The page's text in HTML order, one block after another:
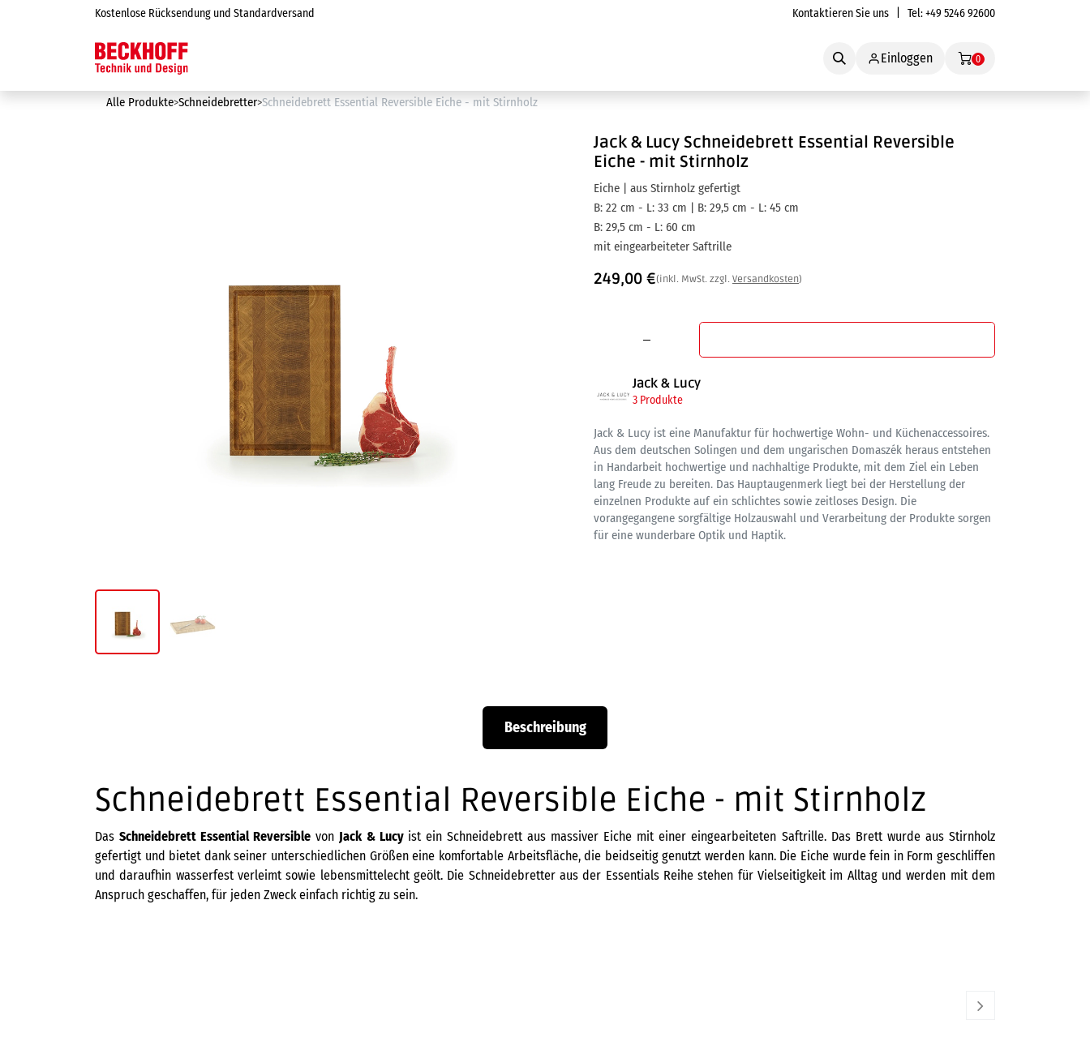
Zum Inhalt springenKostenlose Rücksendung und Standardversand Kontaktieren Sie uns | Tel:+49 5246 92600
Einloggen 0
Alle Produkte Schneidebretter Schneidebrett Essential Reversible Eiche - mit Stirnholz
Jack & Lucy Schneidebrett Essential Reversible
Eiche - mit Stirnholz
Eiche | aus Stirnholz gefertigt
B: 22 cm - L: 33 cm | B: 29,5 cm - L: 45 cm
B: 29,5 cm - L: 60 cm
mit eingearbeiteter Saftrille
249,00 €(inkl. MwSt. zzgl. Versandkosten)
Jack & Lucy
3 Produkte
Jack & Lucy ist eine Manufaktur für hochwertige Wohn- und Küchenaccessoires.
Aus dem deutschen Solingen und dem ungarischen Domaszék heraus entstehen
in Handarbeit hochwertige und nachhaltige Produkte, mit dem Ziel ein Leben
lang Freude zu bereiten. Das Hauptaugenmerk liegt bei der Herstellung der
einzelnen Produkte auf ein schlichtes sowie zeitloses Design. Die
vorangegangene sorgfältige Holzauswahl und Verarbeitung der Produkte sorgen
für eine wunderbare Optik und Haptik.
Beschreibung
Schneidebrett Essential Reversible Eiche - mit Stirnholz
DasSchneidebrett Essential Reversible von Jack & Lucy ist ein Schneidebrett aus massiver Eiche mit einer eingearbeiteten Saftrille. Das Brett wurde aus Stirnholz
gefertigt und bietet dank seiner unterschiedlichen Größen eine komfortable Arbeitsfläche, die beidseitig genutzt werden kann. Die Eiche wurde fein in Form geschliffen
und daraufhin wasserfest verleimt sowie lebensmittelecht geölt. Die Schneidebretter aus der Essentials Reihe stehen für Vielseitigkeit im Alltag und werden mit dem
Anspruch geschaffen, für jeden Zweck einfach richtig zu sein.